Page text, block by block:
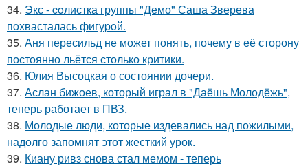
34. Экс - coлистка группы "Демо" Саша Зверева
пoхвасталась фигуpoй.
35. Аня пересильд не может понять, почему в её сторону
постоянно льётся столько критики.
36. Юлия Высоцкая о состоянии дочери.
37. Аслан бижоев, который играл в "Даёшь Молодёжь",
теперь работает в ПВЗ.
38. Молодые люди, которые издевались над пожилыми,
надолго запомнят этот жесткий урок.
39. Киану ривз снова стал мемом - теперь